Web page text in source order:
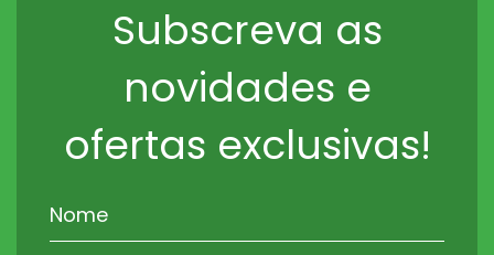
Subscreva as
novidades e
ofertas exclusivas!